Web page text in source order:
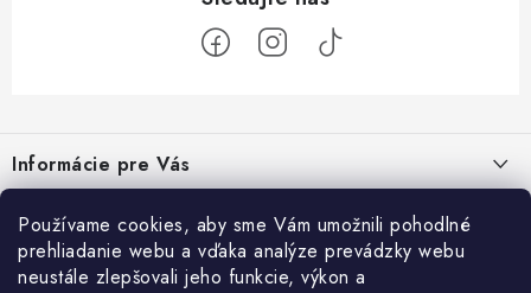
Používame cookies, aby sme Vám umožnili pohodlné
prehliadanie webu a vďaka analýze prevádzky webu
neustále zlepšovali jeho funkcie, výkon a
p
ä
Informácie pre Vás
Podmienky ochrany osobných údajov
Top info
Bonusový program
Armyco Blog